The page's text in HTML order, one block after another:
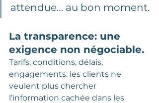
attendue… au bon moment.
La transparence: une
exigence non négociable.
Tarifs, conditions, délais,
engagements: les clients ne
veulent plus chercher
l’information cachée dans les